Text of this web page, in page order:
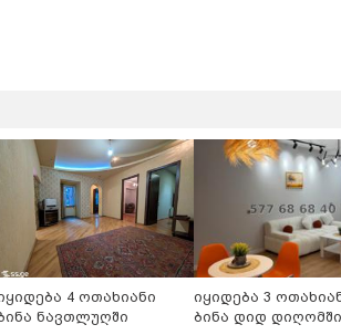
4 ოთახიანი
ნავთლუღში
იყიდება 3
ბინა დიდ დიღომში